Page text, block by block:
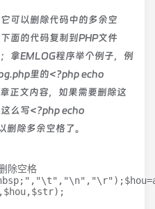
可以删除代码中的多余空
面的代码复制到PHP文件
拿EMLOG程序举个例子，例
里的<?php echo
正文内容，如果需要删除这
么写<?php echo
除多余空格了。
空格